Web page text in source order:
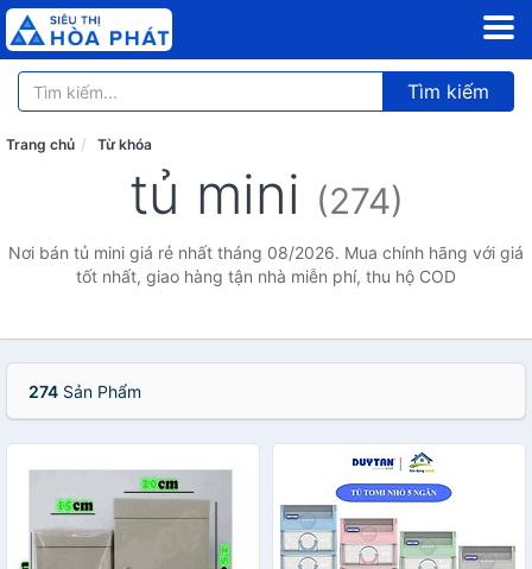
Tìm kiếm
Trang chủ Từ khóa
tủ mini (274)
Nơi bán tủ mini giá rẻ nhất tháng 08/2026. Mua chính hãng với giá
tốt nhất, giao hàng tận nhà miễn phí, thu hộ COD
274 Sản Phẩm